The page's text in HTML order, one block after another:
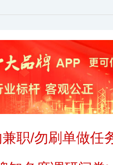
职/勿刷单做任